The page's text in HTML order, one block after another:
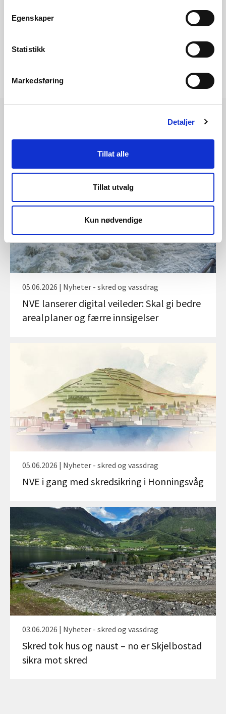
Egenskaper
Statistikk
Markedsføring
Detaljer
Tillat alle
Tillat utvalg
Kun nødvendige
Les også
05.06.2026 | Nyheter - skred og vassdrag
NVE lanserer digital veileder: Skal gi bedre
arealplaner og færre innsigelser
05.06.2026 | Nyheter - skred og vassdrag
NVE i gang med skredsikring i Honningsvåg
03.06.2026 | Nyheter - skred og vassdrag
Skred tok hus og naust – no er Skjelbostad
sikra mot skred